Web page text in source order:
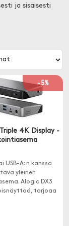
ja sisäisesti
-5%
4K Display -
USB-A: n kanssa
yleinen
Alogic DX3
tarjoaa